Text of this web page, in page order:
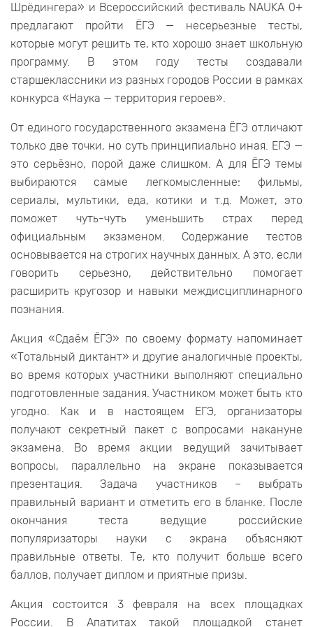
Шрёдингера» и Всероссийский фестиваль NAUKA 0+
предлагают пройти ЁГЭ — несерьезные тесты,
которые могут решить те, кто хорошо знает школьную
программу. В этом году тесты создавали
старшеклассники из разных городов России в рамках
конкурса «Наука — территория героев».
От единого государственного экзамена ЁГЭ отличают
только две точки, но суть принципиально иная. ЕГЭ —
это серьёзно, порой даже слишком. А для ЁГЭ темы
выбираются самые легкомысленные: фильмы,
сериалы, мультики, еда, котики и т.д. Может, это
поможет чуть-чуть уменьшить страх перед
официальным экзаменом. Содержание тестов
основывается на строгих научных данных. А это, если
говорить серьезно, действительно помогает
расширить кругозор и навыки междисциплинарного
познания.
Акция «Сдаём ЁГЭ» по своему формату напоминает
«Тотальный диктант» и другие аналогичные проекты,
во время которых участники выполняют специально
подготовленные задания. Участником может быть кто
угодно. Как и в настоящем ЕГЭ, организаторы
получают секретный пакет с вопросами накануне
экзамена. Во время акции ведущий зачитывает
вопросы, параллельно на экране показывается
презентация. Задача участников – выбрать
правильный вариант и отметить его в бланке. После
окончания теста ведущие российские
популяризаторы науки с экрана объясняют
правильные ответы. Те, кто получит больше всего
баллов, получает диплом и приятные призы.
Акция состоится 3 февраля на всех площадках
России. В Апатитах такой площадкой станет